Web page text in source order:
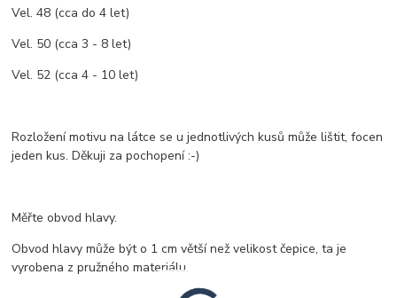
Vel. 48 (cca do 4 let)
Vel. 50 (cca 3 - 8 let)
Vel. 52 (cca 4 - 10 let)
Rozložení motivu na látce se u jednotlivých kusů může lištit, focen
jeden kus. Děkuji za pochopení :-)
Měřte obvod hlavy.
Obvod hlavy může být o 1 cm větší než velikost čepice, ta je
vyrobena z pružného materiálu.